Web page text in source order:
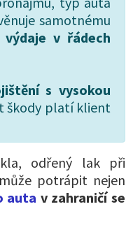
samotnému
v řádech
s vysokou
škody platí klient
odřený lak při
potrápit nejen
auta v zahraničí se